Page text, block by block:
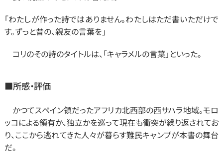
「わたしが作った詩ではありません。わたしはただ書いただけで
す。ずっと昔の、親友の言葉を」
コリのその詩のタイトルは、「キャラメルの言葉」といった。
■所感・評価
かつてスペイン領だったアフリカ北西部の西サハラ地域。モロ
ッコによる領有か、独立かを巡って現在も衝突が繰り返されてお
り、ここから逃れてきた人々が暮らす難民キャンプが本書の舞台
だ。